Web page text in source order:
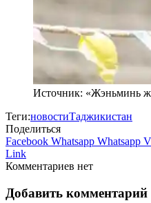
Источник: «Жэньминь
Теги:новостиТаджикистан
Поделиться
Facebook Whatsapp Whatsapp
Link
Комментариев нет
Добавить комментарий